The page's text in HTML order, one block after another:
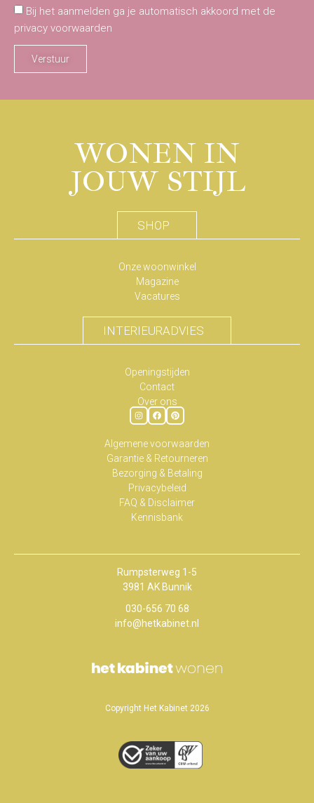
Bij het aanmelden ga je automatisch akkoord met de
privacy voorwaarden
Verstuur
WONEN IN
JOUW STIJL
SHOP
Onze woonwinkel
Magazine
Vacatures
INTERIEURADVIES
Openingstijden
Contact
Over ons
Algemene voorwaarden
Garantie & Retourneren
Bezorging & Betaling
Privacybeleid
FAQ & Disclaimer
Kennisbank
Rumpsterweg 1-5
3981 AK Bunnik
030-656 70 68
info@hetkabinet.nl
Copyright Het Kabinet 2026